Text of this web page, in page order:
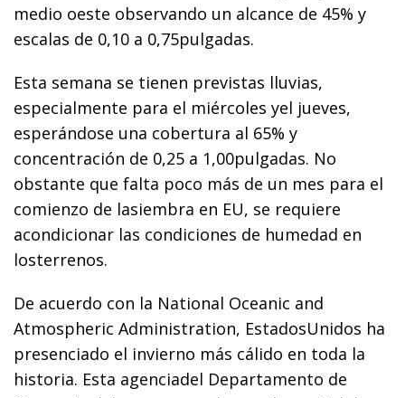
medio oeste observando un alcance de 45% y
escalas de 0,10 a 0,75pulgadas.
Esta semana se tienen previstas lluvias,
especialmente para el miércoles yel jueves,
esperándose una cobertura al 65% y
concentración de 0,25 a 1,00pulgadas. No
obstante que falta poco más de un mes para el
comienzo de lasiembra en EU, se requiere
acondicionar las condiciones de humedad en
losterrenos.
De acuerdo con la National Oceanic and
Atmospheric Administration, EstadosUnidos ha
presenciado el invierno más cálido en toda la
historia. Esta agenciadel Departamento de